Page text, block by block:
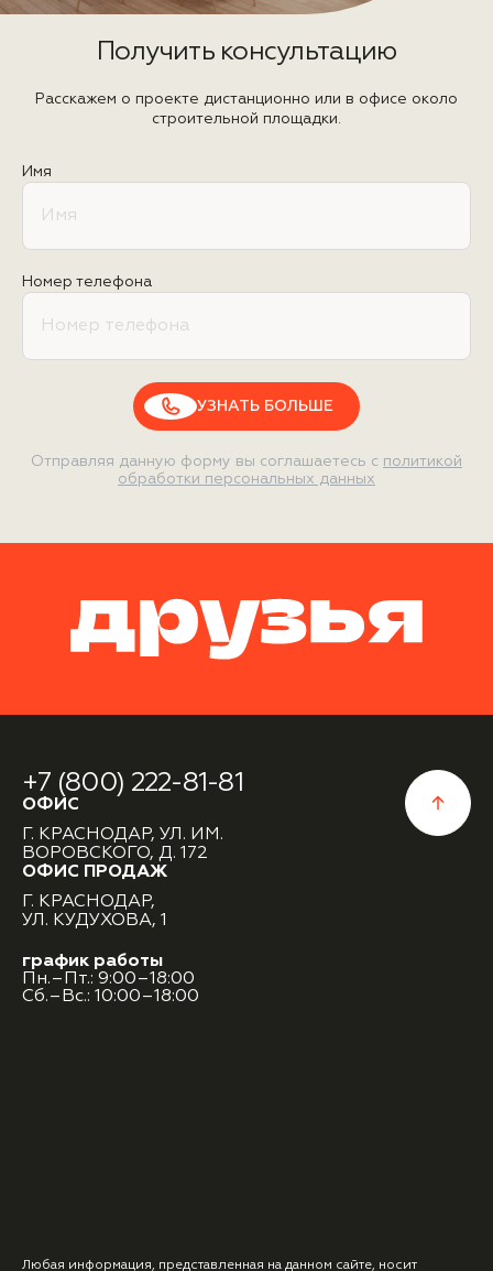
Получить консультацию
Расскажем о проекте дистанционно или в офисе около
строительной площадки.
Имя
Номер телефона
УЗНАТЬ БОЛЬШЕ
Отправляя данную форму вы соглашаетесь с политикой
обработки персональных данных
+7 (800) 222-81-81
ОФИС
Г. КРАСНОДАР, УЛ. ИМ.
ВОРОВСКОГО, Д. 172
ОФИС ПРОДАЖ
Г. КРАСНОДАР,
УЛ. КУДУХОВА, 1
график работы
Пн.–Пт.: 9:00–18:00
Сб.–Вс.: 10:00–18:00
Любая информация, представленная на данном сайте, носит